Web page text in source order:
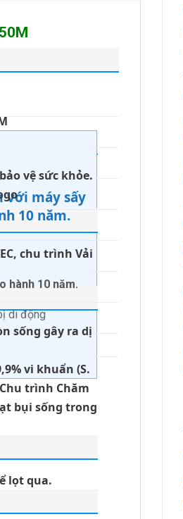
với máy sấy
10 năm.
vệ sức khỏe.
hành 10 năm.
chu trình Vải
sống gây ra dị
vi khuẩn (S.
trình Chăm
bụi sống trong
lọt qua.
di động